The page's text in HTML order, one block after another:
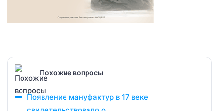
Похожие вопросы
Появление мануфактур в 17 веке